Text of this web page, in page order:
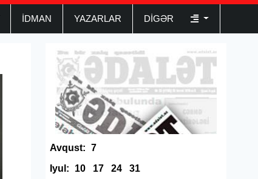
İDMAN YAZARLAR DIGƏR
Avqust: 7
Iyul:
10 17 24 31